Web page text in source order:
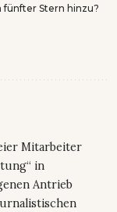
fünfter Stern hinzu?
Mitarbeiter
in
Antrieb